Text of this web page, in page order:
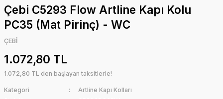
Çebi C5293 Flow Artline Kapı Kolu
PC35 (Mat Pirinç) - WC
ÇEBİ
1.072,80 TL
1.072,80 TL den başlayan taksitlerle!
Kategori
Artline Kapı Kolları